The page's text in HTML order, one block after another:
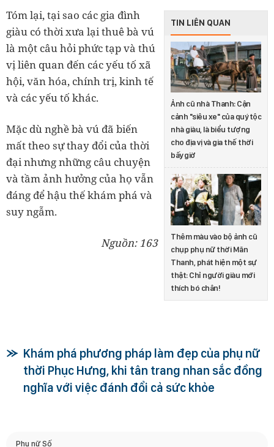
TIN LIÊN QUAN
Ảnh cũ nhà Thanh: Cận
cảnh "siêu xe" của quý tộc
nhà giàu, là biểu tượng
cho địa vị và gia thế thời
bấy giờ
Thêm màu vào bộ ảnh cũ
chụp phụ nữ thời Mãn
Thanh, phát hiện một sự
thật: Chỉ người giàu mới
thích bó chân!
Tóm lại, tại sao các gia đình
giàu có thời xưa lại thuê bà vú
là một câu hỏi phức tạp và thú
vị liên quan đến các yếu tố xã
hội, văn hóa, chính trị, kinh tế
và các yếu tố khác.
Mặc dù nghề bà vú đã biến
mất theo sự thay đổi của thời
đại nhưng những câu chuyện
và tầm ảnh hưởng của họ vẫn
đáng để hậu thế khám phá và
suy ngẫm.
Nguồn: 163
Khám phá phương pháp làm đẹp của phụ nữ
thời Phục Hưng, khi tân trang nhan sắc đồng
nghĩa với việc đánh đổi cả sức khỏe
Phụ nữ Số